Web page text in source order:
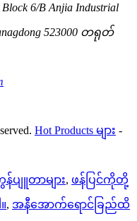
6/B Anjia Industrial
523000 တရုတ်
Hot Products များ -
န်ပျူတာများ, ဖန်ပြင်ကိုတို့
, အနီအောက်ရောင်ခြည်ထိ